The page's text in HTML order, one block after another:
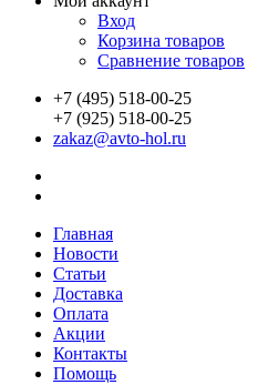
Вход
Корзина товаров
Сравнение товаров
+7 (495) 518-00-25
+7 (925) 518-00-25
zakaz@avto-hol.ru
Главная
Новости
Статьи
Доставка
Оплата
Акции
Контакты
Помощь